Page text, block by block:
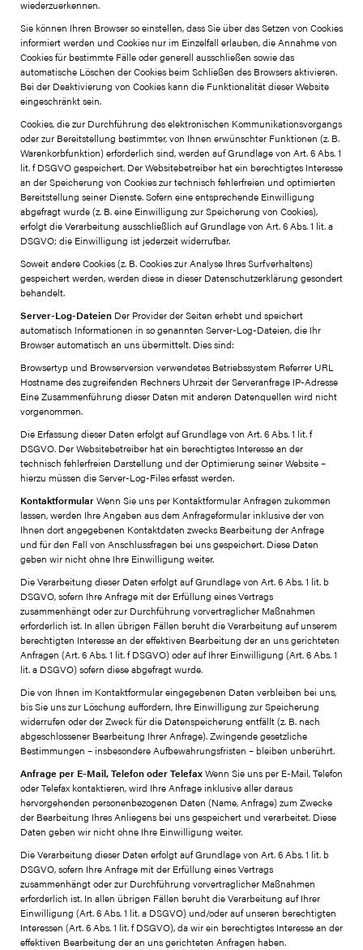
wiederzuerkennen.
Sie können Ihren Browser so einstellen, dass Sie über das Setzen von Cookies
informiert werden und Cookies nur im Einzelfall erlauben, die Annahme von
Cookies für bestimmte Fälle oder generell ausschließen sowie das
automatische Löschen der Cookies beim Schließen des Browsers aktivieren.
Bei der Deaktivierung von Cookies kann die Funktionalität dieser Website
eingeschränkt sein.
Cookies, die zur Durchführung des elektronischen Kommunikationsvorgangs
oder zur Bereitstellung bestimmter, von Ihnen erwünschter Funktionen (z. B.
Warenkorbfunktion) erforderlich sind, werden auf Grundlage von Art. 6 Abs. 1
lit. f DSGVO gespeichert. Der Websitebetreiber hat ein berechtigtes Interesse
an der Speicherung von Cookies zur technisch fehlerfreien und optimierten
Bereitstellung seiner Dienste. Sofern eine entsprechende Einwilligung
abgefragt wurde (z. B. eine Einwilligung zur Speicherung von Cookies),
erfolgt die Verarbeitung ausschließlich auf Grundlage von Art. 6 Abs. 1 lit. a
DSGVO; die Einwilligung ist jederzeit widerrufbar.
Soweit andere Cookies (z. B. Cookies zur Analyse Ihres Surfverhaltens)
gespeichert werden, werden diese in dieser Datenschutzerklärung gesondert
behandelt.
Server-Log-Dateien Der Provider der Seiten erhebt und speichert
automatisch Informationen in so genannten Server-Log-Dateien, die Ihr
Browser automatisch an uns übermittelt. Dies sind:
Browsertyp und Browserversion verwendetes Betriebssystem Referrer URL
Hostname des zugreifenden Rechners Uhrzeit der Serveranfrage IP-Adresse
Eine Zusammenführung dieser Daten mit anderen Datenquellen wird nicht
vorgenommen.
Die Erfassung dieser Daten erfolgt auf Grundlage von Art. 6 Abs. 1 lit. f
DSGVO. Der Websitebetreiber hat ein berechtigtes Interesse an der
technisch fehlerfreien Darstellung und der Optimierung seiner Website –
hierzu müssen die Server-Log-Files erfasst werden.
KontaktformularWenn Sie uns per Kontaktformular Anfragen zukommen
lassen, werden Ihre Angaben aus dem Anfrageformular inklusive der von
Ihnen dort angegebenen Kontaktdaten zwecks Bearbeitung der Anfrage
und für den Fall von Anschlussfragen bei uns gespeichert. Diese Daten
geben wir nicht ohne Ihre Einwilligung weiter.
Die Verarbeitung dieser Daten erfolgt auf Grundlage von Art. 6 Abs. 1 lit. b
DSGVO, sofern Ihre Anfrage mit der Erfüllung eines Vertrags
zusammenhängt oder zur Durchführung vorvertraglicher Maßnahmen
erforderlich ist. In allen übrigen Fällen beruht die Verarbeitung auf unserem
berechtigten Interesse an der effektiven Bearbeitung der an uns gerichteten
Anfragen (Art. 6 Abs. 1 lit. f DSGVO) oder auf Ihrer Einwilligung (Art. 6 Abs. 1
lit. a DSGVO) sofern diese abgefragt wurde.
Die von Ihnen im Kontaktformular eingegebenen Daten verbleiben bei uns,
bis Sie uns zur Löschung auffordern, Ihre Einwilligung zur Speicherung
widerrufen oder der Zweck für die Datenspeicherung entfällt (z. B. nach
abgeschlossener Bearbeitung Ihrer Anfrage). Zwingende gesetzliche
Bestimmungen – insbesondere Aufbewahrungsfristen – bleiben unberührt.
Anfrage per E-Mail, Telefon oder TelefaxWenn Sie uns per E-Mail, Telefon
oder Telefax kontaktieren, wird Ihre Anfrage inklusive aller daraus
hervorgehenden personenbezogenen Daten (Name, Anfrage) zum Zwecke
der Bearbeitung Ihres Anliegens bei uns gespeichert und verarbeitet. Diese
Daten geben wir nicht ohne Ihre Einwilligung weiter.
Die Verarbeitung dieser Daten erfolgt auf Grundlage von Art. 6 Abs. 1 lit. b
DSGVO, sofern Ihre Anfrage mit der Erfüllung eines Vertrags
zusammenhängt oder zur Durchführung vorvertraglicher Maßnahmen
erforderlich ist. In allen übrigen Fällen beruht die Verarbeitung auf Ihrer
Einwilligung (Art. 6 Abs. 1 lit. a DSGVO) und/oder auf unseren berechtigten
Interessen (Art. 6 Abs. 1 lit. f DSGVO), da wir ein berechtigtes Interesse an der
effektiven Bearbeitung der an uns gerichteten Anfragen haben.